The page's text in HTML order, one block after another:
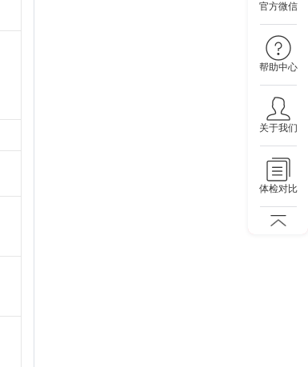
官方微信
帮助中心
关于我们
体检对比